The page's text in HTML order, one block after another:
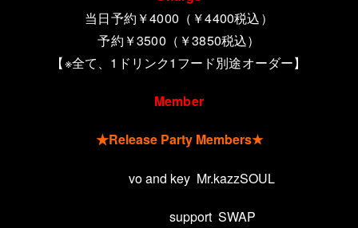
当日予約￥4000 （￥4400税込）
予約￥3500（￥3850税込）
【※全て、 1 ドリンク1 フード別途オーダー】
Member
★Release Party Members★
vo and key Mr.kazzSOUL
support SWAP